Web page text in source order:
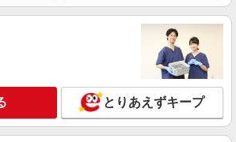
時給2000円〜2500円 ＜日払い有/週払い有/交
全支給(ガソリン代含む)＞
詳細を見る
2009723
とりあえずキープ